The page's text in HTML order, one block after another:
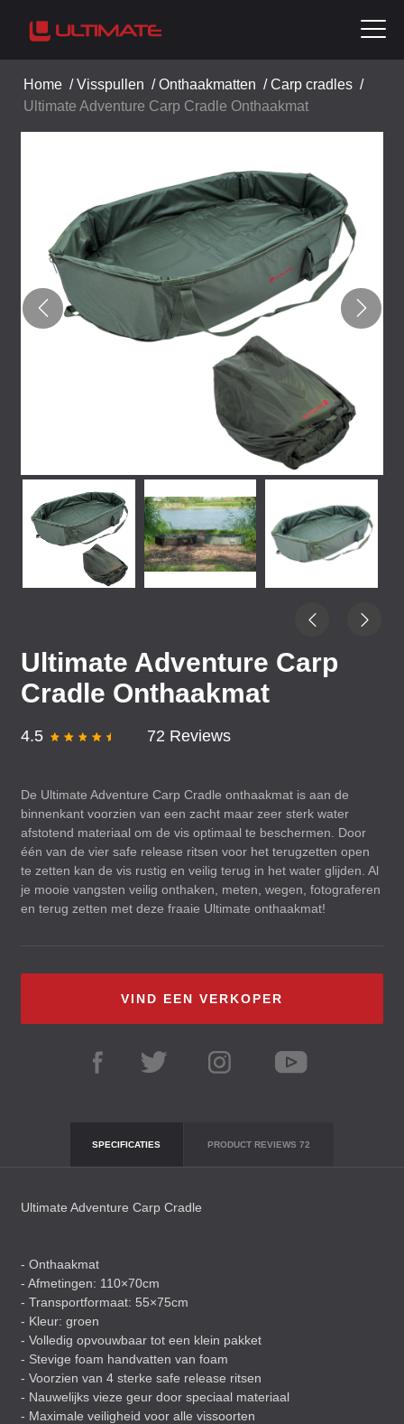
Home /Visspullen /Onthaakmatten /Carp cradles /
Ultimate Adventure Carp Cradle Onthaakmat
Ultimate Adventure Carp
Cradle Onthaakmat
4.5 72 Reviews
De Ultimate Adventure Carp Cradle onthaakmat is aan de
binnenkant voorzien van een zacht maar zeer sterk water
afstotend materiaal om de vis optimaal te beschermen. Door
één van de vier safe release ritsen voor het terugzetten open
te zetten kan de vis rustig en veilig terug in het water glijden. Al
je mooie vangsten veilig onthaken, meten, wegen, fotograferen
en terug zetten met deze fraaie Ultimate onthaakmat!
VIND EEN VERKOPER
SPECIFICATIES PRODUCT REVIEWS 72
Ultimate Adventure Carp Cradle
- Onthaakmat
- Afmetingen: 110×70cm
- Transportformaat: 55×75cm
- Kleur: groen
- Volledig opvouwbaar tot een klein pakket
- Stevige foam handvatten van foam
- Voorzien van 4 sterke safe release ritsen
- Nauwelijks vieze geur door speciaal materiaal
- Maximale veiligheid voor alle vissoorten